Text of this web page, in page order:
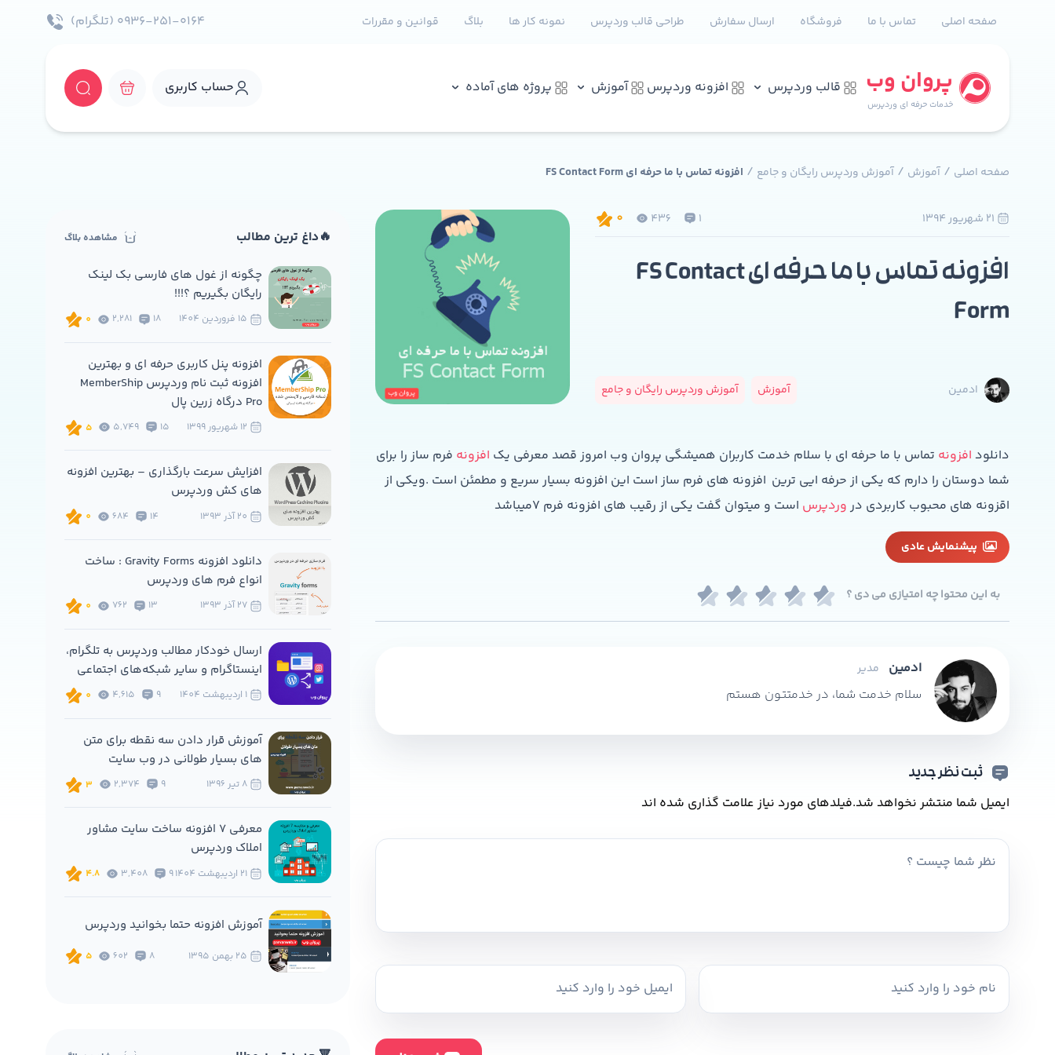
صفحه اصلی تماس با ما فروشگاه ارسال سفارش طراحی قالب وردپرس نمونه کار ها بلاگ قوانین و مقررات ۰۹۳۶-۲۵۱-۰۱۶۴ (تلگرام)
پروان وب
خدمات حرفه ای وردپرس
قالب وردپرس افزونه وردپرس آموزش پروژه های آماده حساب کاربری
صفحه اصلی / آموزش / آموزش وردپرس رایگان و جامع / افزونه تماس با ما حرفه ای FS Contact Form
1
436
0
افزونه تماس با ما حرفه ای FS Contact
Form
ادمین آموزش آموزش وردپرس رایگان و جامع
دانلود افزونه تماس با ما حرفه ای با سلام خدمت کاربران همیشگی پروان وب امروز قصد معرفی یک افزونه فرم ساز را برای
شما دوستان را دارم که یکی از حرفه ایی ترین افزونه های فرم ساز است این افزونه بسیار سریع و مطمئن است .ویکی از
اقزونه های محبوب کاربردی در وردپرس است و میتوان گفت یکی از رقیب های افزونه فرم 7میباشد
پیشنمایش عادی
به این محتوا چه امتیازی می دی ؟
ادمین مدیر
سلام خدمت شما، در خدمتتون هستم
ثبت نظر جدید
ایمیل شما منتشر نخواهد شد.فیلدهای مورد نیاز علامت گذاری شده اند
🔥داغ ترین مطالب مشاهده بلاگ
چگونه از غول های فارسی بک لینک
رایگان بگیریم ؟!!!
18
2,281
0
افزونه پنل کاربری حرفه ای و بهترین
افزونه ثبت نام وردپرس MemberShip
Pro درگاه زرین پال
15
5,749
5
افزایش سرعت بارگذاری – بهترین افزونه
های کش وردپرس
14
684
0
دانلود افزونه Gravity Forms : ساخت
انواع فرم های وردپرس
13
762
0
ارسال خودکار مطالب وردپرس به تلگرام،
اینستاگرام و سایر شبکه‌های اجتماعی
9
4,615
0
آموزش قرار دادن سه نقطه برای متن
های بسیار طولانی در وب سایت
9
2,374
3
معرفی 7 افزونه ساخت سایت مشاور
املاک وردپرس
9
3,408
4.8
آموزش افزونه حتما بخوانید وردپرس
8
602
5